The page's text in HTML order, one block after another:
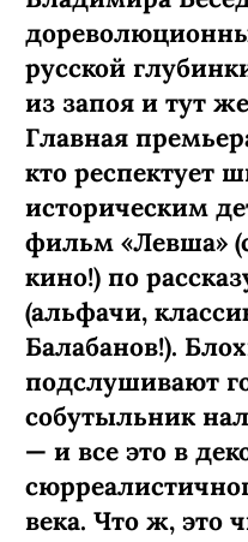
русской
из запоя и тут
Главная
кто респектует
историческим
фильм «Левша»
кино!) по
(альфачи,
Балабанов!).
подслушивают
собутыльник
— и все это в
века. Что ж, это